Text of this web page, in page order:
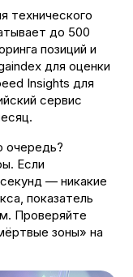
технического
до 500
позиций и
для оценки
Insights для
сервис
очередь?
Если
— никакие
показатель
Проверяйте
зоны» на